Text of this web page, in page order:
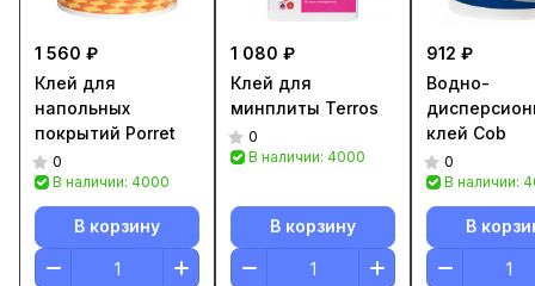
1 560 ₽
Клей для
напольных
покрытий Porret
0
В наличии: 4000
В корзину
1 080 ₽
Клей для
минплиты Terros
0
В наличии: 4000
В корзину
912 ₽
Водно-
клей Cob
0
В наличии:
В